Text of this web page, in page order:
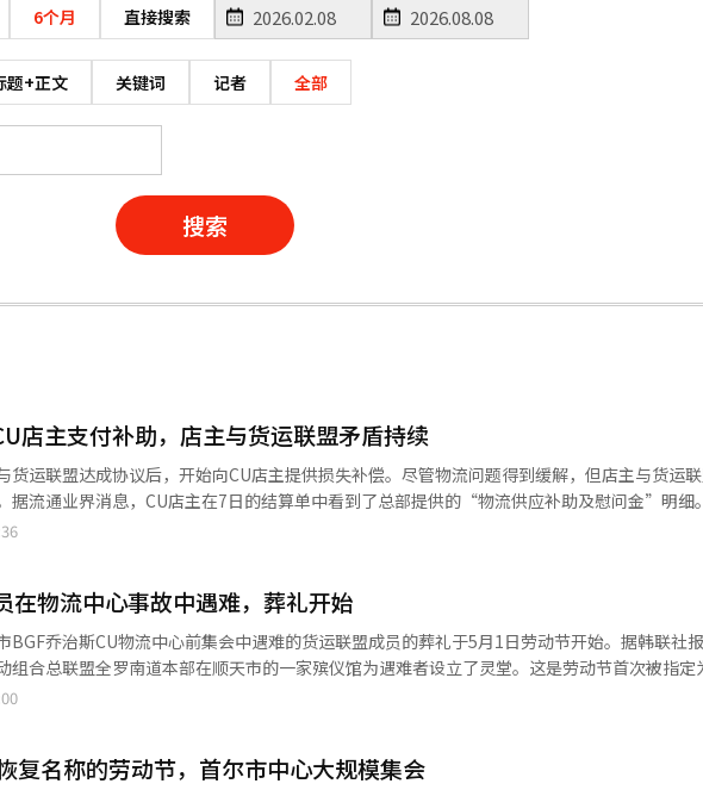
6个月 直接搜索
题+正文 关键词 记者 全部
搜索
店主支付补助，店主与货运联盟矛盾持续
货运联盟达成协议后，开始向CU店主提供损失补偿。尽管物流问题得到缓解，但店主与货运
据流通业界消息，CU店主在7日的结算单中看到了总部提供的“物流供应补助及慰问金”明细
与货运联盟达成协议并结束罢工一周后。部分店主表示，尽管损失不大，但获得的补助超出预
期的废弃金额。店铺慰问金是额外的补助，地区慰问金根据供应不稳定程度分级，最高可达30
根据缺货和延迟配送情况，最高可达70万韩元。BGF零售未公开总补助金额，但业内估计约为
表示，将继续以伙伴关系为基础，努力实现共同成长。然而，店主与货运联盟的矛盾仍在继续。
向货运联盟发送内容证明，要求140亿韩元的损失补偿、预防措施和公开道歉。若要求未在15日
损害赔偿诉讼，并追究罢工期间的非法行为的刑事责任。CU店主联合会也已向货运联盟发送内
在物流中心事故中遇难，葬礼开始
BGF乔治斯CU物流中心前集会中遇难的货运联盟成员的葬礼于5月1日劳动节开始。据韩联社报
组合总联盟全罗南道本部在顺天市的一家殡仪馆为遇难者设立了灵堂。这是劳动节首次被指定
者在物流中心前被撞身亡11天后的日子。葬礼将以“劳动和市民社会葬礼”形式进行，灵堂将
报道经人工智能（AI）系统翻译与编辑。
复名称的劳动节，首尔市中心大规模集会